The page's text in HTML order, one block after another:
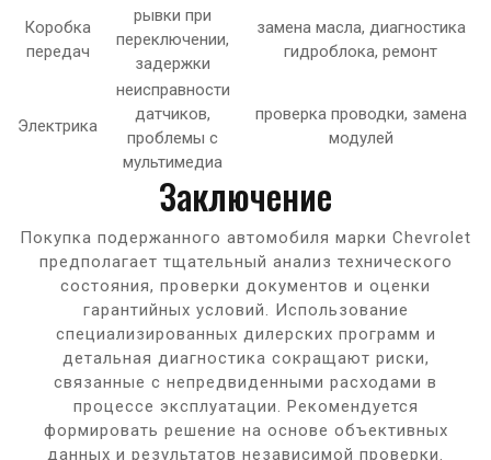
Коробка
передач
рывки при
переключении,
задержки
замена масла, диагностика
гидроблока, ремонт
Электрика
неисправности
датчиков,
проблемы с
мультимедиа
проверка проводки, замена
модулей
Заключение
Покупка подержанного автомобиля марки Chevrolet
предполагает тщательный анализ технического
состояния, проверки документов и оценки
гарантийных условий. Использование
специализированных дилерских программ и
детальная диагностика сокращают риски,
связанные с непредвиденными расходами в
процессе эксплуатации. Рекомендуется
формировать решение на основе объективных
данных и результатов независимой проверки.